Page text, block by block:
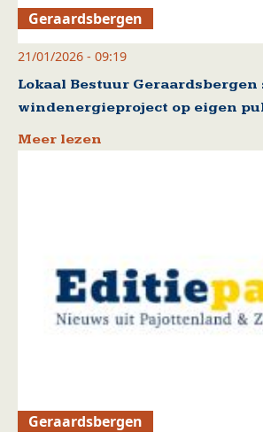
Geraardsbergen
21/01/2026 - 09:19
Lokaal Bestuur Geraardsbergen
windenergieproject op eigen
Meer lezen
Geraardsbergen